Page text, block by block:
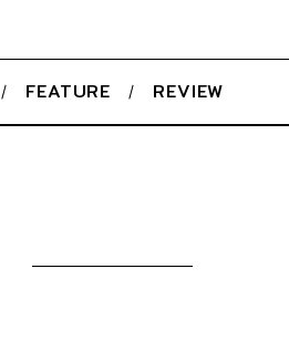
FEATURE REVIEW